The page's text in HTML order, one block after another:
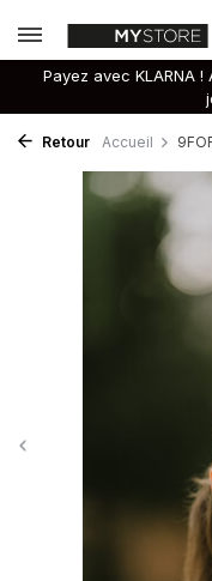
Payez avec KLARNA
Retour Accueil